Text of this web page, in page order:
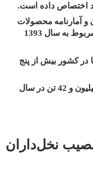
اختصاص داده است.
و آمارنامه محصولات
کشاورزی وزارت جهاد کشاورزی که مربوط به سال 1393
در کشور بیش از پنج
از 173 هزار تن در سال 1367 به یک‌میلیون و 42 تن در سال
نخل‌داران